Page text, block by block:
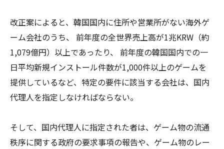
改正案によると、韓国国内に住所や営業所がない海外ゲ
ーム会社のうち、 前年度の全世界売上高が1兆KRW（約
1,079億円）以上であったり、 前年度の韓国国内での一
日平均新規インストール件数が1,000件以上のゲームを
提供しているなど、特定の要件に該当する会社は、国内
代理人を指定しなければならない。
そして、国内代理人に指定された者は、ゲーム物の流通
秩序に関する政府の要求事項の報告や、ゲーム物のレー